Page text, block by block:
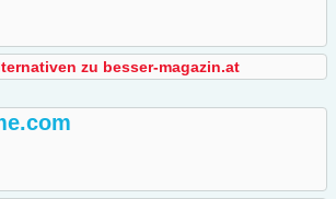
zu besser-magazin.at